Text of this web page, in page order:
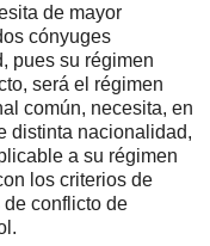
de mayor
cónyuges
pues su régimen
será el régimen
común, necesita, en
distinta nacionalidad,
a su régimen
los criterios de
conflicto de